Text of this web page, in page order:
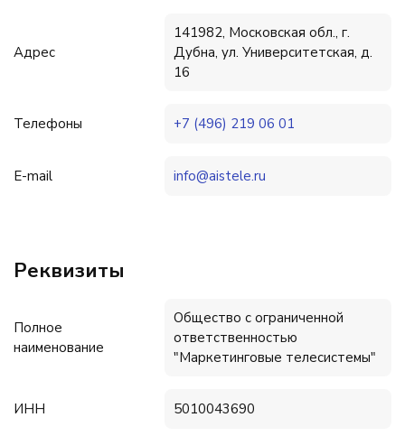
Адрес
141982, Московская обл., г.
Дубна, ул. Университетская, д.
16
Телефоны +7 (496) 219 06 01
E-mail info@aistele.ru
Реквизиты
Полное
наименование
Общество с ограниченной
ответственностью
"Маркетинговые телесистемы"
ИНН 5010043690